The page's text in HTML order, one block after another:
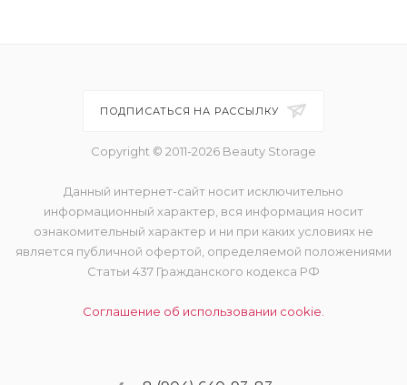
ПОДПИСАТЬСЯ НА РАССЫЛКУ
Copyright © 2011-2026 Beauty Storage
Данный интернет-сайт носит исключительно
информационный характер, вся информация носит
ознакомительный характер и ни при каких условиях не
является публичной офертой, определяемой положениями
Статьи 437 Гражданского кодекса РФ
Соглашение об использовании cookie.